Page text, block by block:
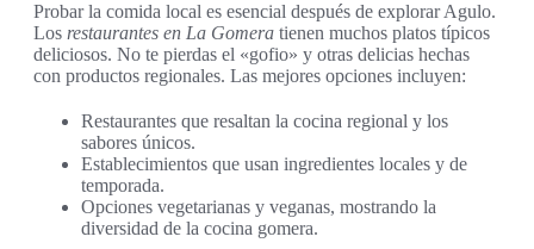
Probar la comida local es esencial después de explorar Agulo.
Los restaurantes en La Gomera tienen muchos platos típicos
deliciosos. No te pierdas el «gofio» y otras delicias hechas
con productos regionales. Las mejores opciones incluyen:
Restaurantes que resaltan la cocina regional y los
sabores únicos.
Establecimientos que usan ingredientes locales y de
temporada.
Opciones vegetarianas y veganas, mostrando la
diversidad de la cocina gomera.